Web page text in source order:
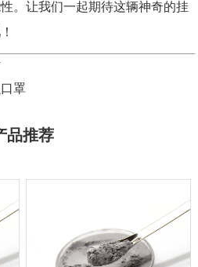
。让我们一起期待这辆神奇的挂
罩
品推荐